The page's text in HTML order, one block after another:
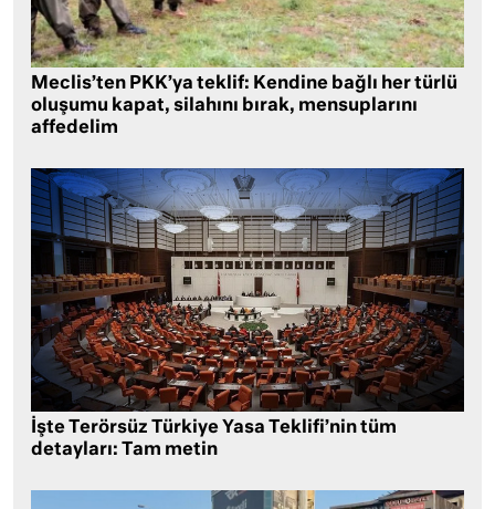
Meclis’ten PKK’ya teklif: Kendine bağlı her türlü
oluşumu kapat, silahını bırak, mensuplarını
affedelim
İşte Terörsüz Türkiye Yasa Teklifi’nin tüm
detayları: Tam metin